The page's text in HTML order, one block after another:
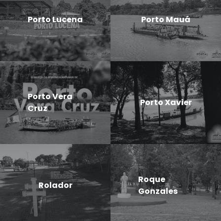
Porto Lucena Porto Mauá
Porto Vera
Cruz
Porto Xavier
Rolador
Roque
Gonzales